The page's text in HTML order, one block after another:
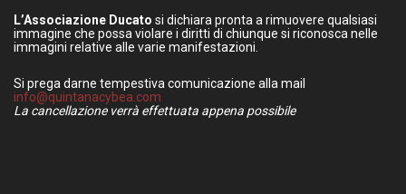
L’Associazione Ducato si dichiara pronta a rimuovere qualsiasi
immagine che possa violare i diritti di chiunque si riconosca nelle
immagini relative alle varie manifestazioni.
Si prega darne tempestiva comunicazione alla mail
info@quintanacybea.com
La cancellazione verrà effettuata appena possibile